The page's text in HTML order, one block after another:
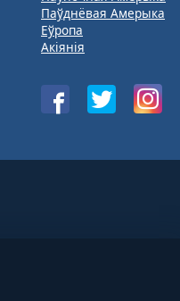
Паўднёвая Амерыка
Еўропа
Акіянія